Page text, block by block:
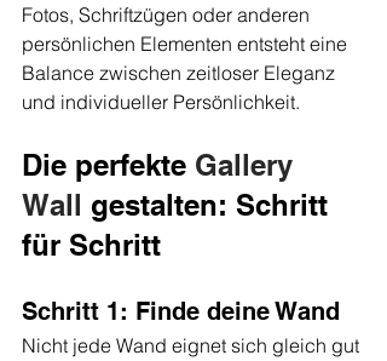
Fotos, Schriftzügen oder anderen
persönlichen Elementen entsteht eine
Balance zwischen zeitloser Eleganz
und individueller Persönlichkeit.
Die perfekte Gallery
Wall gestalten: Schritt
für Schritt
Schritt 1: Finde deine Wand
Nicht jede Wand eignet sich gleich gut